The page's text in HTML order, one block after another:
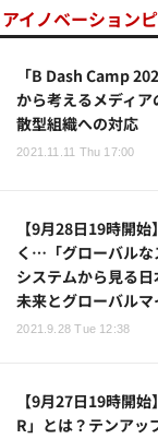
イノベーション
「B Dash Camp
から考えるメディ
散型組織への対応
2021.11.11 Thu 17:00
【9月28日19時開
く…「グローバルな
システムから見る
未来とグローバル
2021.9.28 Tue 12:38
【9月27日19時開
R」とは？テンアッ